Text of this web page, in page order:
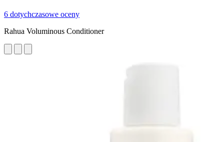
6 dotychczasowe oceny
Rahua Voluminous Conditioner